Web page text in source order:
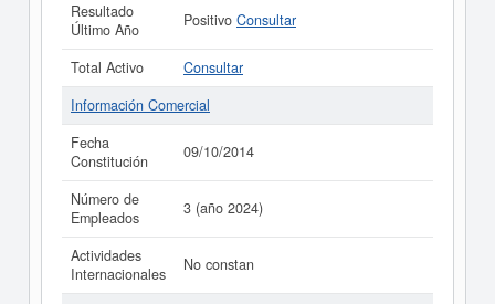
Resultado
Último Año
Positivo Consultar
Total Activo
Consultar
Información Comercial
Fecha
Constitución
09/10/2014
Número de
Empleados
3 (año 2024)
Actividades
Internacionales
No constan